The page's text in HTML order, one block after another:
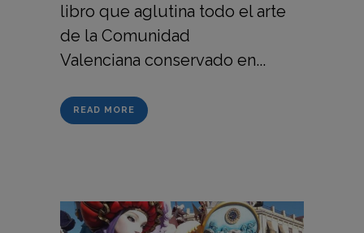
libro que aglutina todo el arte
de la Comunidad
Valenciana conservado en...
READ MORE